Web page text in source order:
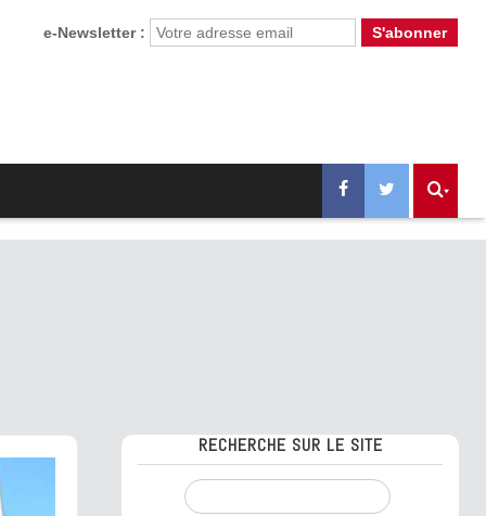
e-Newsletter :
RECHERCHE SUR LE SITE